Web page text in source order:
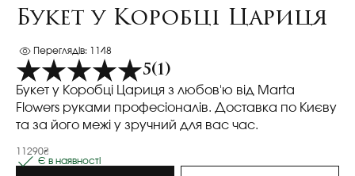
Букет у Коробці Цариця
Переглядів: 1148
5(1)
Букет у Коробці Цариця з любов'ю від Marta
Flowers руками професіоналів. Доставка по Києву
та за його межі у зручний для вас час.
11290₴
Є в наявності